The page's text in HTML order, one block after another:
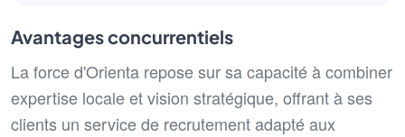
Avantages concurrentiels
La force d'Orienta repose sur sa capacité à combiner
expertise locale et vision stratégique, offrant à ses
clients un service de recrutement adapté aux